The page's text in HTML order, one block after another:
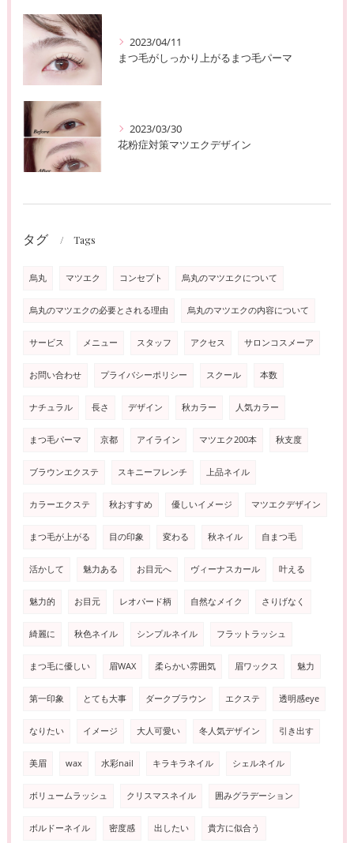
2023/04/11
まつ毛がしっかり上がるまつ毛パーマ
2023/03/30
花粉症対策マツエクデザイン
タグ Tags
烏丸 マツエク コンセプト 烏丸のマツエクについて
烏丸のマツエクの必要とされる理由 烏丸のマツエクの内容について
サービス メニュー スタッフ アクセス サロンコスメーア
お問い合わせ プライバシーポリシー スクール 本数
ナチュラル 長さ デザイン 秋カラー 人気カラー
まつ毛パーマ 京都 アイライン マツエク200本 秋支度
ブラウンエクステ スキニーフレンチ 上品ネイル
カラーエクステ 秋おすすめ 優しいイメージ マツエクデザイン
まつ毛が上がる 目の印象 変わる 秋ネイル 自まつ毛
活かして 魅力ある お目元へ ヴィーナスカール 叶える
魅力的 お目元 レオパード柄 自然なメイク さりげなく
綺麗に 秋色ネイル シンプルネイル フラットラッシュ
まつ毛に優しい 眉WAX 柔らかい雰囲気 眉ワックス 魅力
第一印象 とても大事 ダークブラウン エクステ 透明感eye
なりたい イメージ 大人可愛い 冬人気デザイン 引き出す
美眉 wax 水彩nail キラキラネイル シェルネイル
ボリュームラッシュ クリスマスネイル 囲みグラデーション
ボルドーネイル 密度感 出したい 貴方に似合う